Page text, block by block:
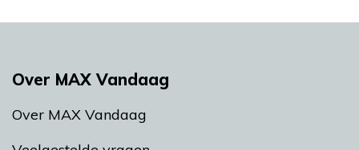
Over MAX Vandaag
Over MAX Vandaag